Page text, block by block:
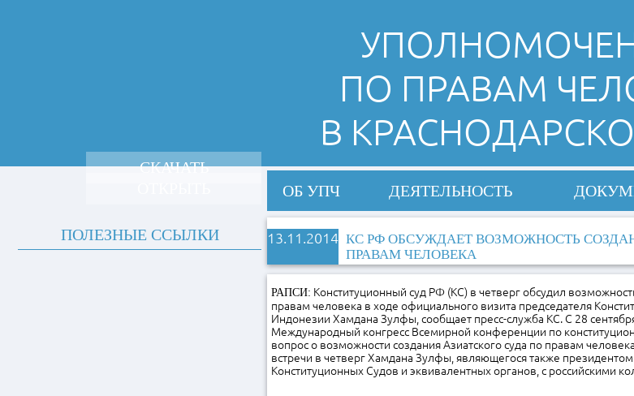
ПО ПРАВАМ
В
ОБ УПЧ ДЕЯТЕЛЬНОСТЬ
13.11.2014 КС РФ ОБСУЖДАЕТ ВОЗМОЖНОСТЬ
ПРАВАМ ЧЕЛОВЕКА
РАПСИ: Конституционный суд РФ (КС) в четверг обсудил
правам человека в ходе официального визита председателя
Индонезии Хамдана Зулфы, сообщает пресс-служба КС. С 28
Международный конгресс Всемирной конференции по
вопрос о возможности создания Азиатского суда по правам
встречи в четверг Хамдана Зулфы, являющегося также
Конституционных Судов и эквивалентных органов, с российскими
СКАЧАТЬ
ПОЛЕЗНЫЕ ССЫЛКИ